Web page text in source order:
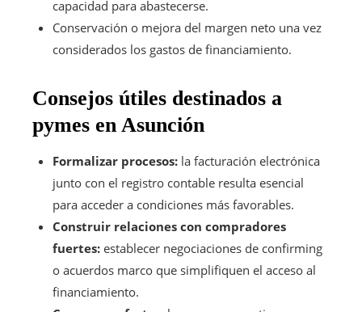
capacidad para abastecerse.
Conservación o mejora del margen neto una vez
considerados los gastos de financiamiento.
Consejos útiles destinados a
pymes en Asunción
Formalizar procesos: la facturación electrónica
junto con el registro contable resulta esencial
para acceder a condiciones más favorables.
Construir relaciones con compradores
fuertes: establecer negociaciones de confirming
o acuerdos marco que simplifiquen el acceso al
financiamiento.